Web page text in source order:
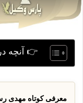
👉 آنچه
معرفی کوتاه مهدی